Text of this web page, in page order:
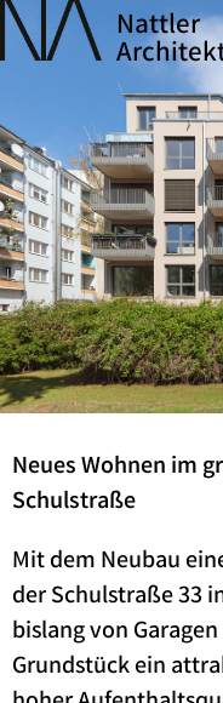
Nattler
Neues Wohnen im
Schulstraße
Mit dem Neubau
der Schulstraße 33
bislang von
Grundstück ein